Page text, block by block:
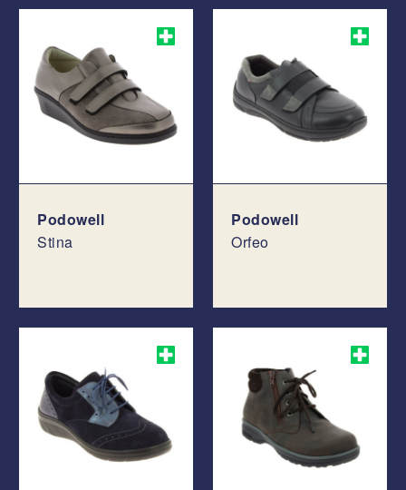
Podowell
Stina
Podowell
Orfeo